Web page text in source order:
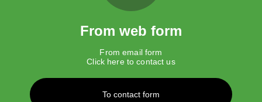
From web form
From email form
Click here to contact us
To contact form